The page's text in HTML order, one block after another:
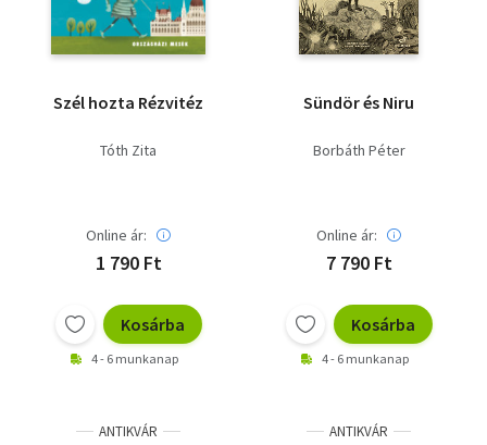
Szél hozta Rézvitéz
Tóth Zita
Online ár:
1 790 Ft
Kosárba
4 - 6 munkanap
Sündör és Niru
Borbáth Péter
Online ár:
7 790 Ft
Kosárba
4 - 6 munkanap
ANTIKVÁR ANTIKVÁR